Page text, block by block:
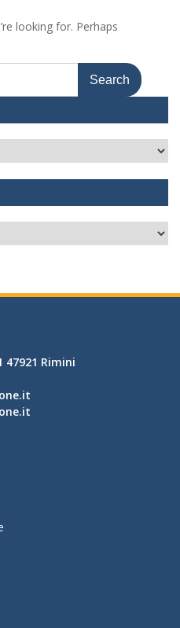
looking for. Perhaps
47921 Rimini